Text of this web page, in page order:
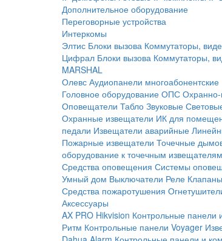
Дополнительное оборудование
Переговорные устройства
Интеркомы
Элтис Блоки вызова Коммутаторы,
Цифрал Блоки вызова Коммутаторы,
MARSHAL
Олевс Аудиопанели многоабонентские
Головное оборудование ОПС
Оповещатели Табло Звуковые
Охранные извещатели ИК для
педали Извещатели аварийные
Пожарные извещатели Точечные
оборудование к точечным извещателям
Средства оповещения Системы
Умный дом Выключатели Реле Клапаны
Средства пожаротушения
Аксессуары
AX PRO Hikvision Контрольные панели
Ритм Контрольные панели Voyager